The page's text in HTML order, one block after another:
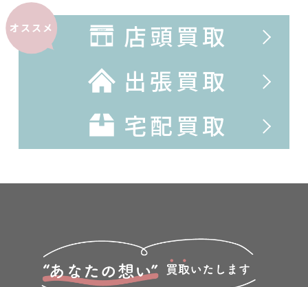
オススメ
店頭買取
出張買取
宅配買取